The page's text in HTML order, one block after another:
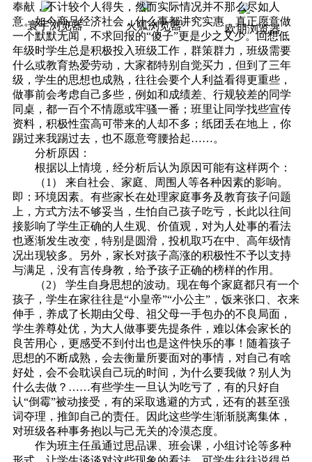
寰宇浏览器 火狐浏览器 欧朋浏览器
奉献，不计较个人得失，然而实际情况并不那么尽如人
意。如今商品经济社会，什么事都讲究实惠，真正愿意做
一个默默无闻，不求回报的“傻子”更是少之又少。回想低
年级时学生总是积极投入班级工作，群策群力，班级需要
什么或教育热爱劳动，大家都特别自觉买力，但到了三年
级，学生的思想也成熟，往往会要个人利益看得更重些，
做事前会考虑自己多些，例如和成绩差、行规较差的同学
同桌，都一百个不情愿或牢骚一番；班里让同学找些宣传
资料，积极性蛮高可带来的人却不多；纸团丢在地上，你
踢过来我踢过去，也不愿意弯腰拾起……。
分析原因：
根据以上情境，经分析后认为原因可能有这样两个：
（1） 来自社会、家庭、周围人等各种因素的影响。
即：环境因素。有些家长在处理家庭事务及教育孩子问题
上，方式方法不够妥当，生怕自己孩子吃亏，长此以往间
接影响了学生正确的人生观、价值观，对为人处事的看法
也逐渐发生改变，特别是圆滑，投机取巧在中、高年级情
况出现较多。另外，家长对孩子高涨的积极性不予以支持
与满足，没有言传身教，给予孩子正确的榜样的作用。
（2） 学生自身思想的波动。现在每个家庭都只有一个
孩子，学生在家往往是“小皇帝”“小公主”，饭来张口、衣来
伸手，养成了长期由父母、祖父母一手包办的不良局面，
学生养尊处优，为大人做事要先提条件，难以体会家长的
良苦用心，更感受不到付出也是这件快乐的事！随着孩子
思想的不断成熟，会去衡量所要面对的事情，对自己有啥
好处，会不会耽误自己玩的时间，为什么要我做？别人为
什么去做？……有些学生一旦认为吃亏了，有的只好自
认“倒霉”被动接受，有的采取逃避的方式，还有的甚至强
词夺理，推卸自己的责任。因此这些学生渐渐脱离集体，
对班级各种事务抱以与己无关的冷漠态度。
作为班主任虽通过思品课、班会课，小组讨论等多种